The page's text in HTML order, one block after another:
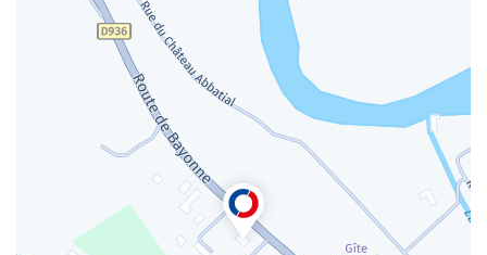
AUTOSUR
OLORON-
SAINTE-
MARIE